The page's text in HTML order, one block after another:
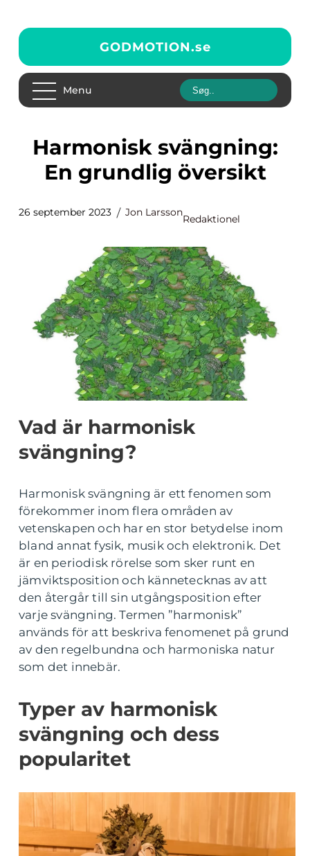
GODMOTION.se
Menu
Harmonisk svängning:
En grundlig översikt
26 september 2023 Jon Larsson
Redaktionel
Vad är harmonisk
svängning?
Harmonisk svängning är ett fenomen som
förekommer inom flera områden av
vetenskapen och har en stor betydelse inom
bland annat fysik, musik och elektronik. Det
är en periodisk rörelse som sker runt en
jämviktsposition och kännetecknas av att
den återgår till sin utgångsposition efter
varje svängning. Termen ”harmonisk”
används för att beskriva fenomenet på grund
av den regelbundna och harmoniska natur
som det innebär.
Typer av harmonisk
svängning och dess
popularitet